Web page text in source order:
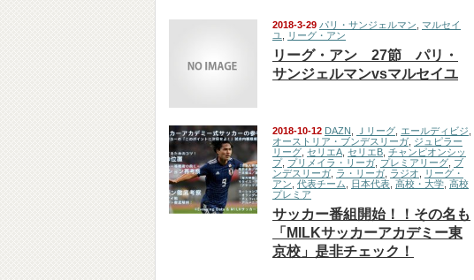
2018-3-29 パリ・サンジェルマン
マルセイ
ユ
リーグ・アン
リーグ・アン 27節 パリ・
サンジェルマンvsマルセイユ
2018-10-12 DAZN Ｊリーグ エールディビジ
オーストリア・ブンデスリーガ ジュピラー
リーグ セリエA セリエB チャンピオンシッ
プ, プリメイラ・リーガ プレミアリーグ ブ
ンデスリーガ ラ・リーガ ラジオ
リーグ・
アン 代表チーム 日本代表 高校・大学 高校
プレミア
サッカー番組開始！！その名も
「MILKサッカーアカデミー東
京校」是非チェック！